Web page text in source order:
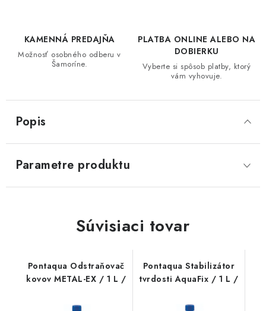
KAMENNÁ PREDAJŇA
Možnosť osobného odberu v
Šamoríne.
PLATBA ONLINE ALEBO NA
DOBIERKU
Vyberte si spôsob platby, ktorý
vám vyhovuje.
Popis
Parametre produktu
Súvisiaci tovar
Pontaqua Odstraňovač
kovov METAL-EX / 1 L /
Pontaqua Stabilizátor
tvrdosti AquaFix / 1 L /